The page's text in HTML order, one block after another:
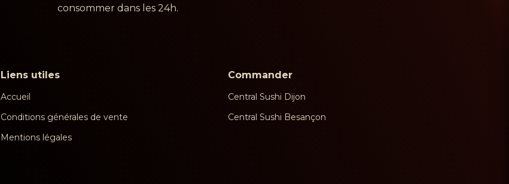
consommer dans les 24h.
Liens utiles
Accueil
Conditions générales de vente
Mentions légales
Commander
Central Sushi Dijon
Central Sushi Besançon